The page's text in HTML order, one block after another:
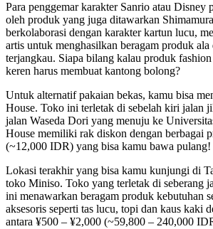
Para penggemar karakter Sanrio atau Disney
oleh produk yang juga ditawarkan
berkolaborasi dengan karakter kartun lucu,
artis untuk menghasilkan beragam produk ala
terjangkau. Siapa bilang kalau produk
keren harus membuat kantong bolong?
Untuk alternatif pakaian bekas, kamu bisa
House. Toko ini terletak di sebelah kiri jalan
jalan Waseda Dori yang menuju ke
House memiliki rak diskon dengan berbagai
(~12,000 IDR) yang bisa kamu bawa pulang!
Lokasi terakhir yang bisa kamu kunjungi di
toko Miniso. Toko yang terletak di seberang
ini menawarkan beragam produk kebutuhan
aksesoris seperti tas lucu, topi dan kaus kaki
antara ¥500 – ¥2,000 (~59,800 – 240,000